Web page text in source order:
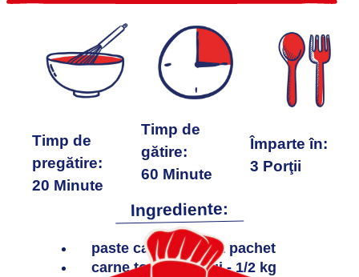
Timp de
pregătire:
20 Minute
Timp de
gătire:
60 Minute
Împarte în:
3 Porţii
Ingrediente:
paste cannelloni - 1 pachet
carne tocată de pui - 1/2 kg